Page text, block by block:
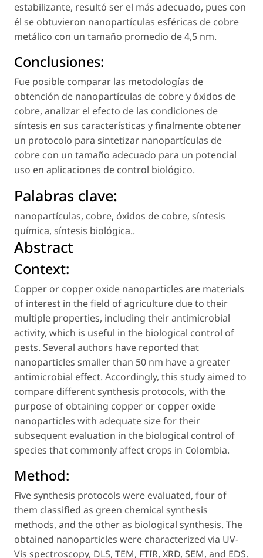
estabilizante, resultó ser el más adecuado, pues con
él se obtuvieron nanopartículas esféricas de cobre
metálico con un tamaño promedio de 4,5 nm.
Conclusiones:
Fue posible comparar las metodologías de
obtención de nanopartículas de cobre y óxidos de
cobre, analizar el efecto de las condiciones de
síntesis en sus características y finalmente obtener
un protocolo para sintetizar nanopartículas de
cobre con un tamaño adecuado para un potencial
uso en aplicaciones de control biológico.
Palabras clave:
nanopartículas, cobre, óxidos de cobre, síntesis
química, síntesis biológica..
Abstract
Context:
Copper or copper oxide nanoparticles are materials
of interest in the field of agriculture due to their
multiple properties, including their antimicrobial
activity, which is useful in the biological control of
pests. Several authors have reported that
nanoparticles smaller than 50 nm have a greater
antimicrobial effect. Accordingly, this study aimed to
compare different synthesis protocols, with the
purpose of obtaining copper or copper oxide
nanoparticles with adequate size for their
subsequent evaluation in the biological control of
species that commonly affect crops in Colombia.
Method:
Five synthesis protocols were evaluated, four of
them classified as green chemical synthesis
methods, and the other as biological synthesis. The
obtained nanoparticles were characterized via UV-
Vis spectroscopy, DLS, TEM, FTIR, XRD, SEM, and EDS.